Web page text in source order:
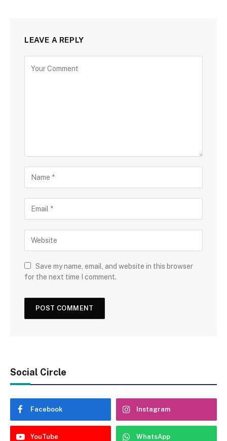
LEAVE A REPLY
Save my name, email, and website in this browser
for the next time I comment.
Social Circle
Facebook Instagram
YouTube WhatsApp